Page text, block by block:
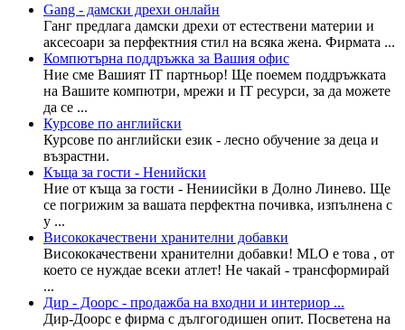
Gang - дамски дрехи онлайн
Ганг предлага дамски дрехи от естествени материи и
аксесоари за перфектния стил на всяка жена. Фирмата ...
Компютърна поддръжка за Вашия офис
Ние сме Вашият IT партньор! Ще поемем поддръжката
на Вашите компютри, мрежи и IT ресурси, за да можете
да се ...
Курсове по английски
Курсове по английски език - лесно обучение за деца и
възрастни.
Къща за гости - Ненийски
Ние от къща за гости - Нениисйки в Долно Линево. Ще
се погрижим за вашата перфектна почивка, изпълнена с
у ...
Висококачествени хранителни добавки
Висококачествени хранителни добавки! MLО e това , от
което се нуждае всеки атлет! Не чакай - трансформирай
...
Дир - Доорс - продажба на входни и интериор ...
Дир-Доорс е фирма с дългогодишен опит. Посветена на